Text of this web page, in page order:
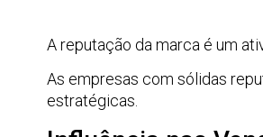
A reputação da marca é um
As empresas com sólidas
estratégicas.